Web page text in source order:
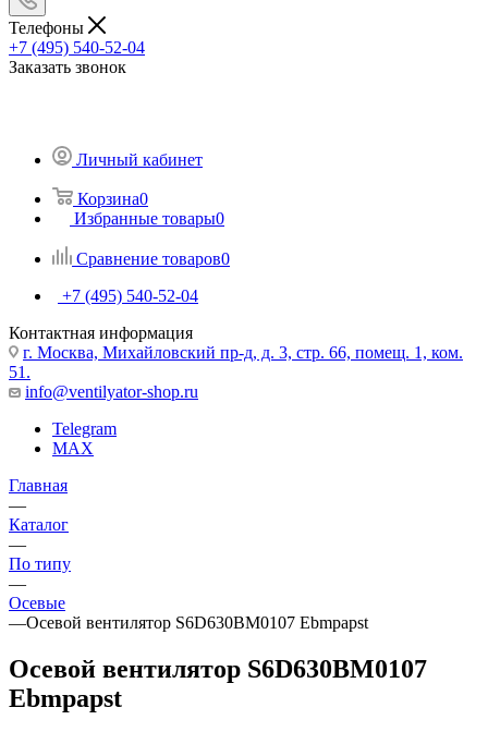
Телефоны
+7 (495) 540-52-04
Заказать звонок
Личный кабинет
Корзина0
Избранные товары0
Сравнение товаров0
+7 (495) 540-52-04
Контактная информация
г. Москва, Михайловский пр-д, д. 3, cтр. 66, помещ. 1, ком.
51.
info@ventilyator-shop.ru
Telegram
MAX
Главная
—
Каталог
—
По типу
—
Осевые
—Осевой вентилятор S6D630BM0107 Ebmpapst
Осевой вентилятор S6D630BM0107
Ebmpapst